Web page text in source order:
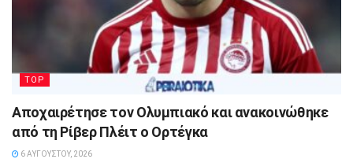
TOP
Αποχαιρέτησε τον Ολυμπιακό και ανακοινώθηκε
από τη Ρίβερ Πλέιτ ο Ορτέγκα
6 ΑΥΓΟΎΣΤΟΥ, 2026